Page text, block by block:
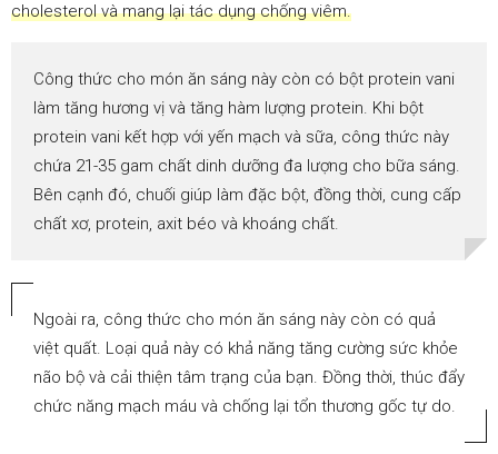
cholesterol và mang lại tác dụng chống viêm.
Công thức cho món ăn sáng này còn có bột protein vani
làm tăng hương vị và tăng hàm lượng protein. Khi bột
protein vani kết hợp với yến mạch và sữa, công thức này
chứa 21-35 gam chất dinh dưỡng đa lượng cho bữa sáng.
Bên cạnh đó, chuối giúp làm đặc bột, đồng thời, cung cấp
chất xơ, protein, axit béo và khoáng chất.
Ngoài ra, công thức cho món ăn sáng này còn có quả
việt quất. Loại quả này có khả năng tăng cường sức khỏe
não bộ và cải thiện tâm trạng của bạn. Đồng thời, thúc đẩy
chức năng mạch máu và chống lại tổn thương gốc tự do.